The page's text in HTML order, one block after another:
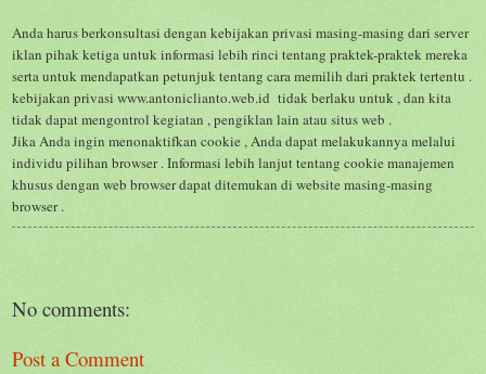
Anda harus berkonsultasi dengan kebijakan privasi masing-masing dari server
iklan pihak ketiga untuk informasi lebih rinci tentang praktek-praktek mereka
serta untuk mendapatkan petunjuk tentang cara memilih dari praktek tertentu .
kebijakan privasi www.antoniclianto.web.id tidak berlaku untuk , dan kita
tidak dapat mengontrol kegiatan , pengiklan lain atau situs web .
Jika Anda ingin menonaktifkan cookie , Anda dapat melakukannya melalui
individu pilihan browser .Informasi lebih lanjut tentang cookie manajemen
khusus dengan web browser dapat ditemukan di website masing-masing
browser .
No comments:
Post a Comment